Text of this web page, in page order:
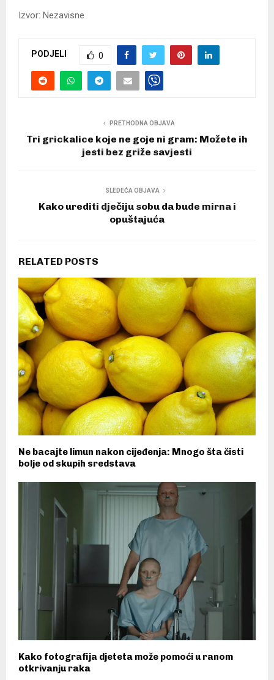
Izvor: Nezavisne
PODJELI 0
PRETHODNA OBJAVA
Tri grickalice koje ne goje ni gram: Možete ih
jesti bez griže savjesti
SLEDEĆA OBJAVA
Kako urediti dječiju sobu da bude mirna i
opuštajuća
RELATED POSTS
Ne bacajte limun nakon cijeđenja: Mnogo šta čisti
bolje od skupih sredstava
Kako fotografija djeteta može pomoći u ranom
otkrivanju raka